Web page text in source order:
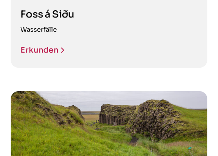
Foss á Siðu
Wasserfälle
Erkunden